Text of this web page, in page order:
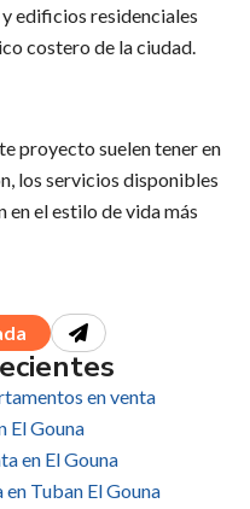
edificios residenciales
costero de la ciudad.
proyecto suelen tener en
los servicios disponibles
el estilo de vida más
en venta
El Gouna
en El Gouna
Tuban El Gouna